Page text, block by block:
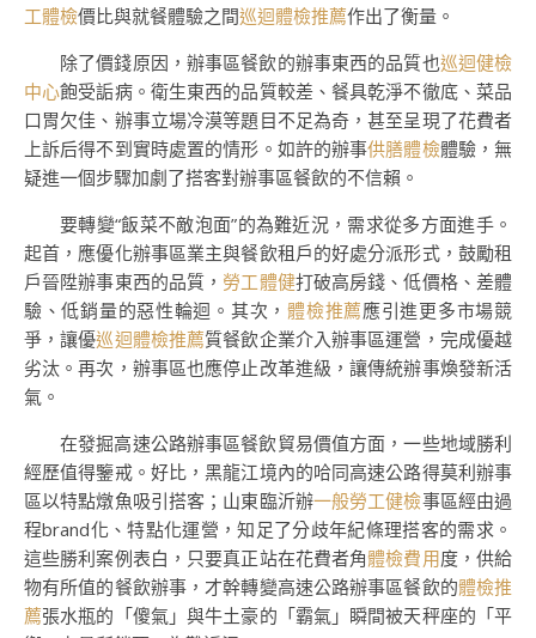
工體檢價比與就餐體驗之間巡迴體檢推薦作出了衡量。
除了價錢原因，辦事區餐飲的辦事東西的品質也巡迴健檢
中心飽受詬病。衛生東西的品質較差、餐具乾淨不徹底、菜品
口胃欠佳、辦事立場冷漠等題目不足為奇，甚至呈現了花費者
上訴后得不到實時處置的情形。如許的辦事供膳體檢體驗，無
疑進一個步驟加劇了搭客對辦事區餐飲的不信賴。
要轉變“飯菜不敵泡面”的為難近況，需求從多方面進手。
起首，應優化辦事區業主與餐飲租戶的好處分派形式，鼓勵租
戶晉陞辦事東西的品質， 勞工體健打破高房錢、低價格、差體
驗、低銷量的惡性輪迴。其次，體檢推薦應引進更多市場競
爭，讓優巡迴體檢推薦質餐飲企業介入辦事區運營，完成優越
劣汰。再次，辦事區也應停止改革進級，讓傳統辦事煥發新活
氣。
在發掘高速公路辦事區餐飲貿易價值方面，一些地域勝利
經歷值得鑒戒。好比，黑龍江境內的哈同高速公路得莫利辦事
區以特點燉魚吸引搭客；山東臨沂辦一般勞工健檢事區經由過
程brand化、特點化運營，知足了分歧年紀條理搭客的需求。
這些勝利案例表白，只要真正站在花費者角體檢費用度，供給
物有所值的餐飲辦事，才幹轉變高速公路辦事區餐飲的體檢推
薦張水瓶的「傻氣」與牛土豪的「霸氣」瞬間被天秤座的「平